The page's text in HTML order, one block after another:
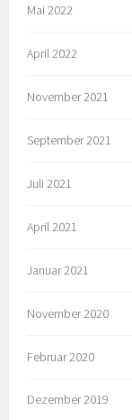
Mai 2022
April 2022
November 2021
September 2021
Juli 2021
April 2021
Januar 2021
November 2020
Februar 2020
Dezember 2019